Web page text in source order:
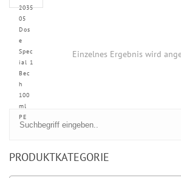
2035
05
Dos
e
Spec
ial 1
Bec
h
100
ml
PE
Einzelnes Ergebnis wird
PRODUKTKATEGORIE